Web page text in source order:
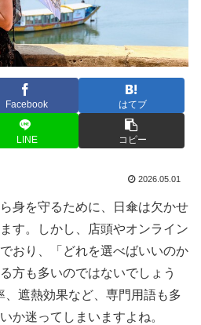
Facebook はてブ
LINE コピー
2026.05.01
身を守るために、日傘は欠かせ
す。しかし、店頭やオンライン
おり、「どれを選べばいいのか
方も多いのではないでしょう
遮熱効果など、専門用語も多
か迷ってしまいますよね。